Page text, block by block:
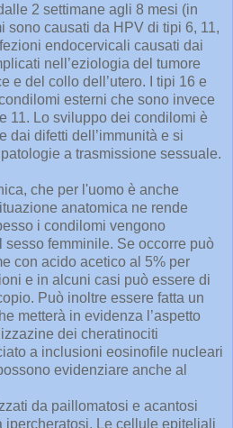
2 settimane agli 8 mesi (in
sono causati da HPV di tipi 6, 11,
endocervicali causati dai
nell’eziologia del tumore
e del collo dell’utero. I tipi 16 e
esterni che sono invece
11. Lo sviluppo dei condilomi è
dai difetti dell’immunità e si
a trasmissione sessuale.
che per l'uomo è anche
anatomica ne rende
i condilomi vengono
femminile. Se occorre può
con acido acetico al 5% per
e in alcuni casi può essere di
Può inoltre essere fatta un
metterà in evidenza l’aspetto
dei cheratinociti
a inclusioni eosinofile nucleari
evidenziare anche al
da paillomatosi e acantosi
ipercheratosi. Le cellule epiteliali